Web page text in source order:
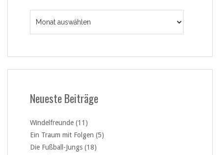
Neueste Beiträge
Windelfreunde (11)
Ein Traum mit Folgen (5)
Die Fußball-Jungs (18)